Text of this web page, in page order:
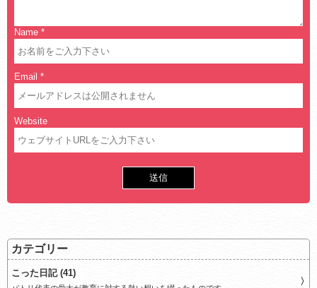
Name *
Email *
Website
カテゴリー
こった日記 (41)